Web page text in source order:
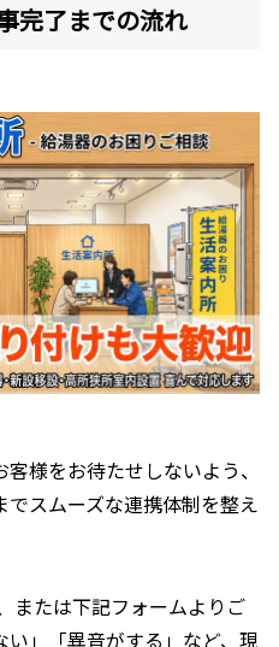
完了までの流れ
様をお待たせしないよう、
スムーズな連携体制を整え
または下記フォームよりご
」「異音がする」など、現